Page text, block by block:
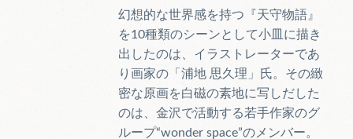
幻想的な世界感を持つ『天守物語』
を10種類のシーンとして小皿に描き
出したのは、イラストレーターであ
り画家の「浦地 思久理」氏。その緻
密な原画を白磁の素地に写しだした
のは、金沢で活動する若手作家のグ
ループ“wonder space”のメンバー。